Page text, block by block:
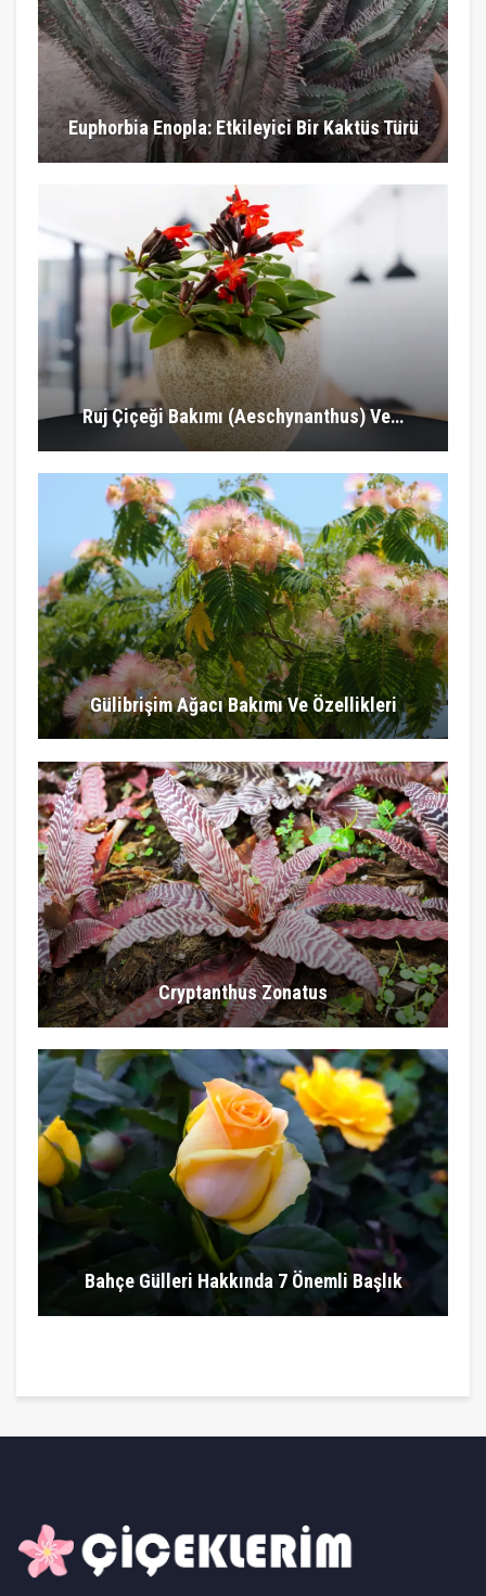
Euphorbia Enopla: Etkileyici Bir Kaktüs Türü
Ruj Çiçeği Bakımı (Aeschynanthus) Ve…
Gülibrişim Ağacı Bakımı Ve Özellikleri
Cryptanthus Zonatus
Bahçe Gülleri Hakkında 7 Önemli Başlık